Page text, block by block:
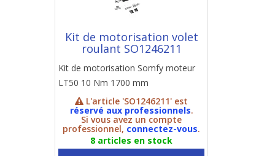
Kit de motorisation volet
roulant SO1246211
Kit de motorisation Somfy moteur
LT50 10 Nm 1700 mm
L'article 'SO1246211' est
réservé aux professionnels.
Si vous avez un compte
professionnel, connectez-vous.
8 articles en stock